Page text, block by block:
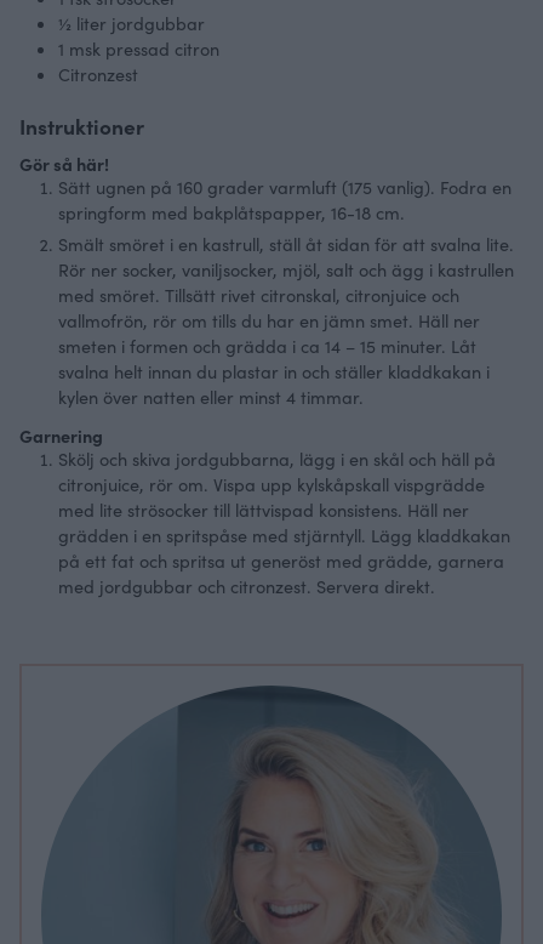
½ liter jordgubbar
1 msk pressad citron
Citronzest
Instruktioner
Gör så här!
Sätt ugnen på 160 grader varmluft (175 vanlig). Fodra en
springform med bakplåtspapper, 16-18 cm.
Smält smöret i en kastrull, ställ åt sidan för att svalna lite.
Rör ner socker, vaniljsocker, mjöl, salt och ägg i kastrullen
med smöret. Tillsätt rivet citronskal, citronjuice och
vallmofrön, rör om tills du har en jämn smet. Häll ner
smeten i formen och grädda i ca 14 – 15 minuter. Låt
svalna helt innan du plastar in och ställer kladdkakan i
kylen över natten eller minst 4 timmar.
Garnering
Skölj och skiva jordgubbarna, lägg i en skål och häll på
citronjuice, rör om. Vispa upp kylskåpskall vispgrädde
med lite strösocker till lättvispad konsistens. Häll ner
grädden i en spritspåse med stjärntyll. Lägg kladdkakan
på ett fat och spritsa ut generöst med grädde, garnera
med jordgubbar och citronzest. Servera direkt.